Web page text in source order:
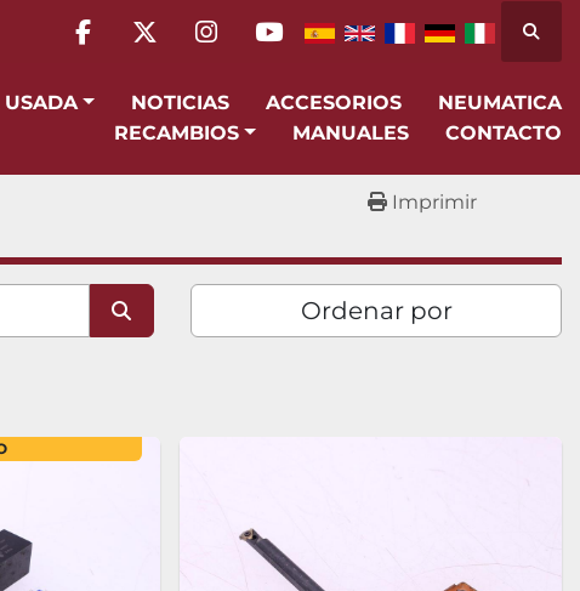
facebook
twitterinstagram
youtube
USADA NOTICIAS ACCESORIOS
NEUMATICA
RECAMBIOS
MANUALES CONTACTO
Imprimir
Ordenar por